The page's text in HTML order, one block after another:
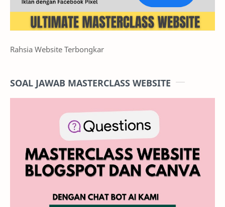
Rahsia Website Terbongkar
SOAL JAWAB MASTERCLASS WEBSITE